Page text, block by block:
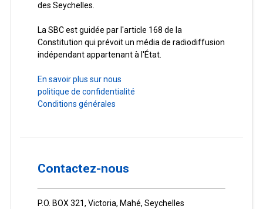
des Seychelles.
La SBC est guidée par l'article 168 de la
Constitution qui prévoit un média de radiodiffusion
indépendant appartenant à l'État.
En savoir plus sur nous
politique de confidentialité
Conditions générales
Contactez-nous
P.O. BOX 321, Victoria, Mahé, Seychelles